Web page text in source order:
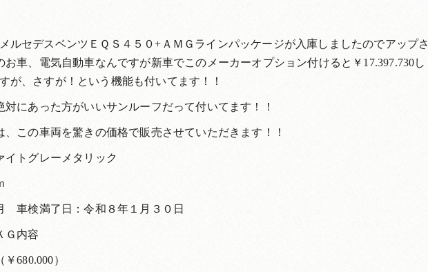
ルセデスベンツＥＱＳ４５０+ＡＭＧラインパッケージが入庫しましたのでアップさ
車、電気自動車なんですが新車でこのメーカーオプション付けると￥17.397.730し
が、さすが！という機能も付いてます！！
にあった方がいいサンルーフだって付いてます！！
この車両を驚きの価格で販売させていただきます！！
イトグレーメタリック
車検満了日：令和８年１月３０日
Ｇ内容
680.000）